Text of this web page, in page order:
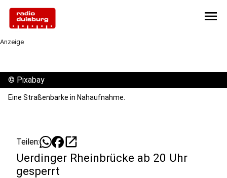
menu
Anzeige
© Pixabay
Eine Straßenbarke in Nahaufnahme.
Teilen: open_in_new
Uerdinger Rheinbrücke ab 20 Uhr
gesperrt